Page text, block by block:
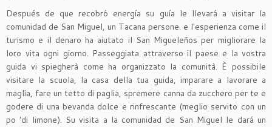
Después de que recobró energía su guía le llevará a visitar la
comunidad de San Miguel, un Tacana persone. e l'esperienza come il
turismo e il denaro ha aiutato il San Migueleños per migliorare la
loro vita ogni giorno. Passeggiata attraverso il paese e la vostra
guida vi spiegherà come ha organizzato la comunità. È possibile
visitare la scuola, la casa della tua guida, imparare a lavorare a
maglia, fare un tetto di paglia, spremere canna da zucchero per te e
godere di una bevanda dolce e rinfrescante (meglio servito con un
po 'di limone). Su visita a la comunidad de San Miguel le dará un